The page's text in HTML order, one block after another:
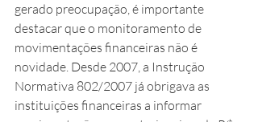
gerado preocupação, é importante
destacar que o monitoramento de
movimentações financeiras não é
novidade. Desde 2007, a Instrução
Normativa 802/2007 já obrigava as
instituições financeiras a informar